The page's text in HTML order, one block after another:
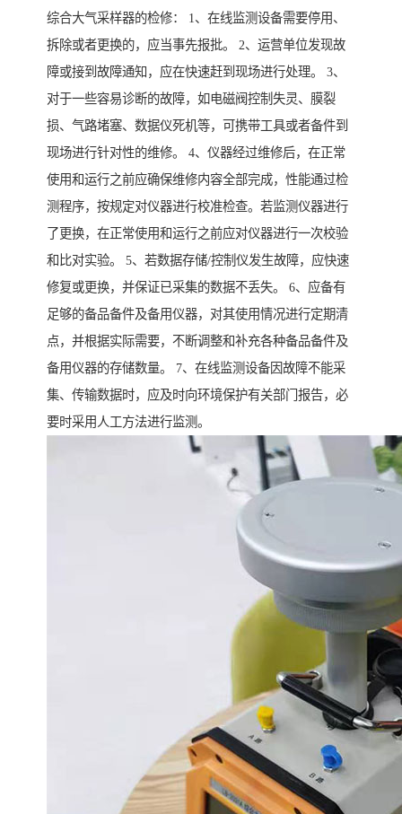
综合大气采样器的检修： 1、在线监测设备需要停用、
拆除或者更换的，应当事先报批。 2、运营单位发现故
障或接到故障通知，应在快速赶到现场进行处理。 3、
对于一些容易诊断的故障，如电磁阀控制失灵、膜裂
损、气路堵塞、数据仪死机等，可携带工具或者备件到
现场进行针对性的维修。 4、仪器经过维修后，在正常
使用和运行之前应确保维修内容全部完成，性能通过检
测程序，按规定对仪器进行校准检查。若监测仪器进行
了更换，在正常使用和运行之前应对仪器进行一次校验
和比对实验。 5、若数据存储/控制仪发生故障，应快速
修复或更换，并保证已采集的数据不丢失。 6、应备有
足够的备品备件及备用仪器，对其使用情况进行定期清
点，并根据实际需要，不断调整和补充各种备品备件及
备用仪器的存储数量。 7、在线监测设备因故障不能采
集、传输数据时，应及时向环境保护有关部门报告，必
要时采用人工方法进行监测。